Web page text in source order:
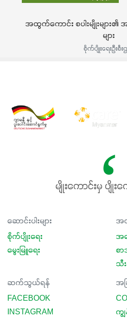
အထွက်ကောင်း စပါးမျိုးများ
များ
စိုက်ပျိုးရေးဦးစီး
မျိုးကောင်းမှ ပျိုး
ဆောင်းပါးများ
စိုက်ပျိုးရေး
မွေးမြူရေး
အ
အ
စ
သီး
ဆက်သွယ်ရန်
FACEBOOK
INSTAGRAM
အခ
က